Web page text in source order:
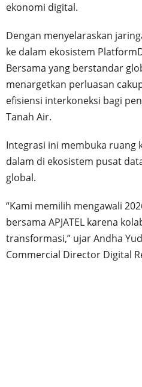
ekonomi digital.
Dengan menyelaraskan
ke dalam ekosistem
Bersama yang berstandar
menargetkan perluasan
efisiensi interkoneksi bagi
Tanah Air.
Integrasi ini membuka ruang
dalam di ekosistem pusat
global.
“Kami memilih mengawali
bersama APJATEL karena
transformasi,” ujar Andha
Commercial Director Digital